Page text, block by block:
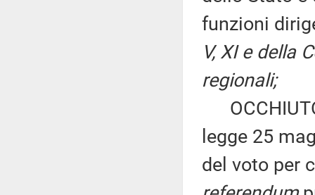
funzioni
V, XI e della
regionali;
legge 25
del voto per